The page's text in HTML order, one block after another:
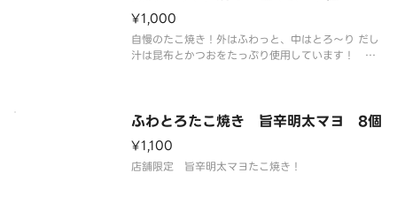
¥1,000
自慢のたこ焼き！外はふわっと、中はとろ～り だし
汁は昆布とかつおをたっぷり使用しています！ ニ
ふわとろたこ焼き 旨辛明太マヨ 8個
¥1,100
店舗限定 旨辛明太マヨたこ焼き！